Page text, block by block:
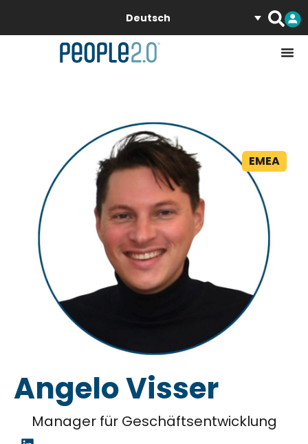
Deutsch
EMEA
Angelo Visser
Manager für Geschäftsentwicklung